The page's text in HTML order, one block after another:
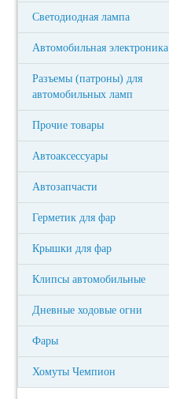
Светодиодная лампа
Автомобильная электроника
Разъемы (патроны) для
автомобильных ламп
Прочие товары
Автоаксессуары
Автозапчасти
Герметик для фар
Крышки для фар
Клипсы автомобильные
Дневные ходовые огни
Фары
Хомуты Чемпион